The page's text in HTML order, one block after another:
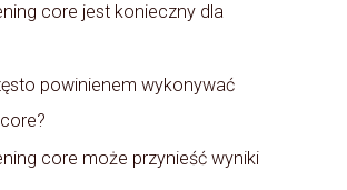
core jest konieczny dla
powinienem wykonywać
core może przynieść wyniki